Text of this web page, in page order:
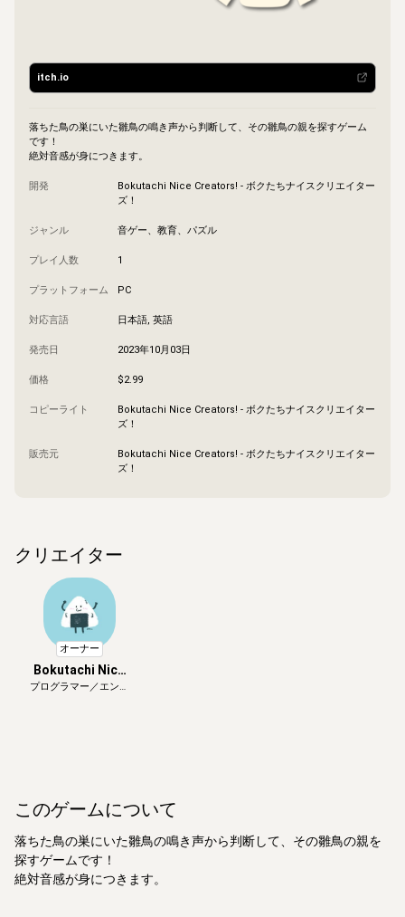
itch.io
落ちた鳥の巣にいた雛鳥の鳴き声から判断して、その雛鳥の親を探すゲーム
です！
絶対音感が身につきます。
開発
Bokutachi Nice Creators! - ボクたちナイスクリエイター
ズ！
ジャンル 音ゲー、教育、パズル
プレイ人数 1
プラットフォーム PC
対応言語 日本語, 英語
発売日 2023年10月03日
価格 $2.99
コピーライト
Bokutachi Nice Creators! - ボクたちナイスクリエイター
ズ！
販売元
Bokutachi Nice Creators! - ボクたちナイスクリエイター
ズ！
クリエイター
オーナー
Bokutachi Nice
Creators!
プログラマー／エンジ
このゲームについて
落ちた鳥の巣にいた雛鳥の鳴き声から判断して、その雛鳥の親を
探すゲームです！
絶対音感が身につきます。